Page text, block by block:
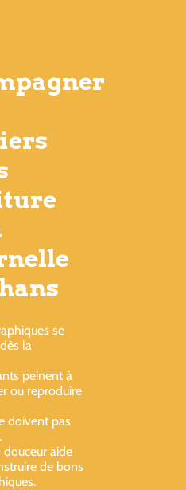
se
la
peinent à
ou reproduire
doivent pas
aide
de bons